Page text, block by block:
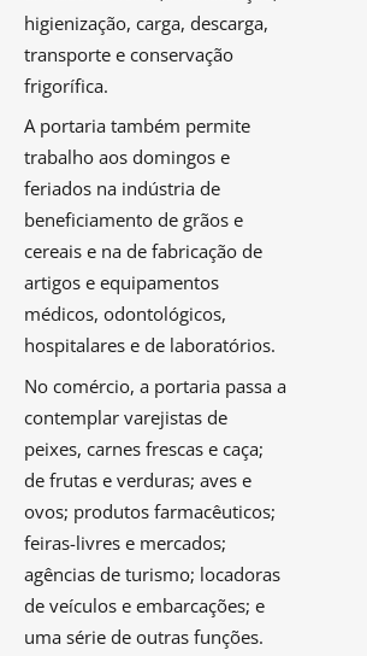
higienização, carga, descarga,
transporte e conservação
frigorífica.
A portaria também permite
trabalho aos domingos e
feriados na indústria de
beneficiamento de grãos e
cereais e na de fabricação de
artigos e equipamentos
médicos, odontológicos,
hospitalares e de laboratórios.
No comércio, a portaria passa a
contemplar varejistas de
peixes, carnes frescas e caça;
de frutas e verduras; aves e
ovos; produtos farmacêuticos;
feiras-livres e mercados;
agências de turismo; locadoras
de veículos e embarcações; e
uma série de outras funções.